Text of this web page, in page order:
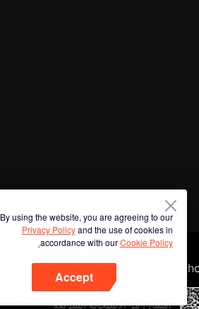
By using the website, you are agreeing to our
Privacy Policyand the use of cookies in
accordance with ourCookie Policy.
Accept
امسح رمز الاستجابة السريعة